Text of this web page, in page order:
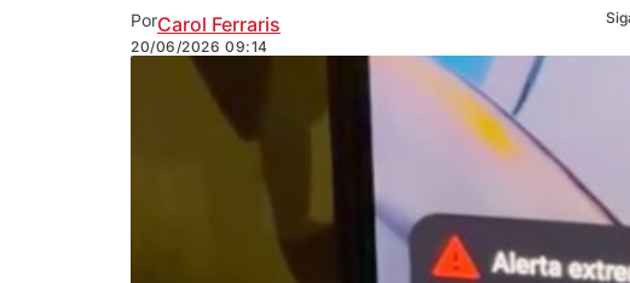
PorCarol Ferraris
20/06/2026 09:14